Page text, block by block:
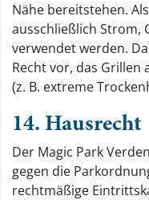
Nähe bereitstehen.
ausschließlich Strom,
verwendet werden.
Recht vor, das
(z. B. extreme
14. Hausrecht
Der Magic Park
gegen die
rechtmäßige